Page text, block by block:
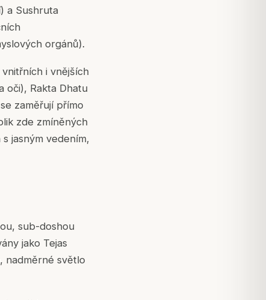
a Sushruta
orgánů).
i vnějších
oči), Rakta Dhatu
zaměřují přímo
zde zmíněných
jasným vedením,
sub-doshou
jako Tejas
nadměrné světlo